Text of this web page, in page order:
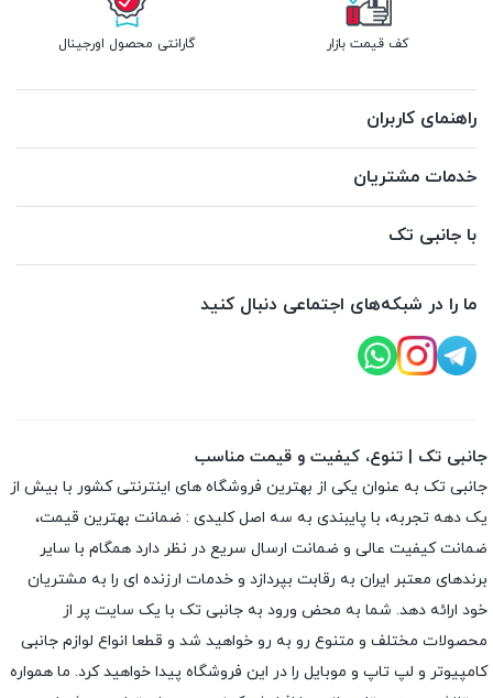
کف قیمت بازار گارانتی محصول اورجینال
راهنمای کاربران
خدمات مشتریان
با جانبی تک
ما را در شبکه‌های اجتماعی دنبال کنید
جانبی تک | تنوع، کیفیت و قیمت مناسب
جانبی تک به عنوان یکی از بهترین فروشگاه های اینترنتی کشور با بیش از
یک دهه تجربه، با پایبندی به سه اصل کلیدی : ضمانت بهترین قیمت،
ضمانت کیفیت عالی و ضمانت ارسال سریع در نظر دارد همگام با سایر
برندهای معتبر ایران به رقابت بپردازد و خدمات ارزنده ای را به مشتریان
خود ارائه دهد. شما به محض ورود به جانبی تک با یک سایت پر از
محصولات مختلف و متنوع رو به رو خواهید شد و قطعا انواع لوازم جانبی
کامپیوتر و لپ تاپ و موبایل را در این فروشگاه پیدا خواهید کرد. ما همواره